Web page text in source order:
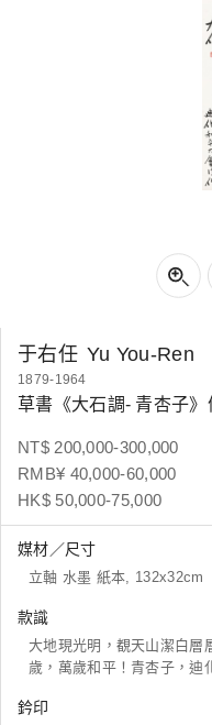
于右任 Yu You-Ren
1879-1964
草書《大石調- 青杏子》
NT$ 200,000-300,000
RMB¥ 40,000-60,000
HK$ 50,000-75,000
媒材／尺寸
立軸 水墨 紙本, 132x32cm
款識
大地現光明，覩天山潔白層
歲，萬歲和平！青杏子，迪
鈐印